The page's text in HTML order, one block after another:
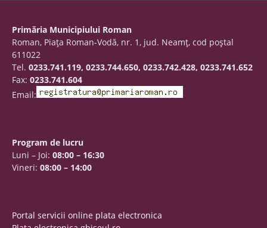
Primăria Municipiului Roman
Roman, Piaţa Roman-Vodă, nr. 1, jud. Neamţ, cod poştal
611022
Tel. 0233.741.119, 0233.744.650, 0233.742.428, 0233.741.652
Fax: 0233.741.604
Email:
Program de lucru
Luni – Joi: 08:00 – 16:30
Vineri: 08:00 – 14:00
Portal servicii online plata electronica